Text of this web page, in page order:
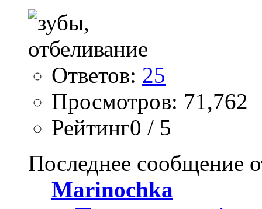
Ответов: 25
Просмотров: 71,762
Рейтинг0 / 5
Последнее сообщение
Marinochka